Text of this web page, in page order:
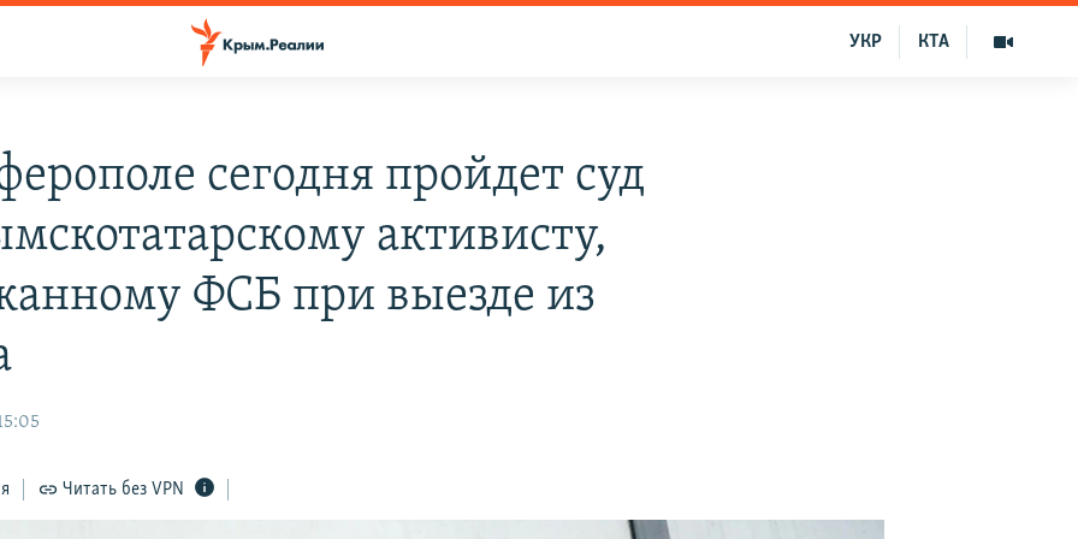
КТА
УКР
сегодня пройдет суд
активисту,
ФСБ при выезде из
Читать без VPN